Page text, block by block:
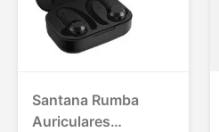
Santana Rumba
Auriculares